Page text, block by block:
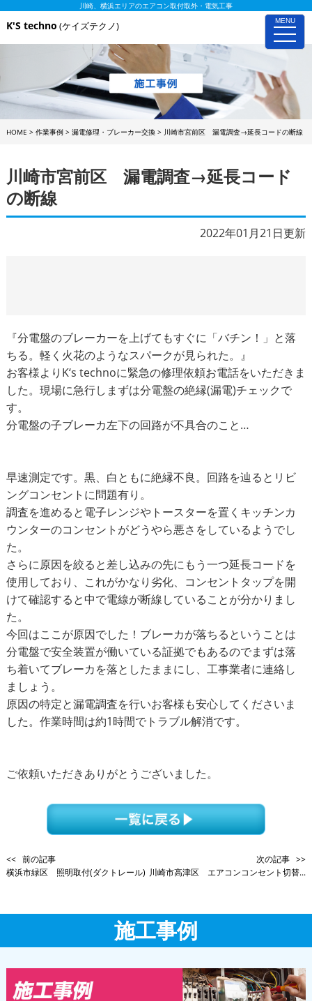
MENU
toggle
川崎、横浜エリアのエアコン取付取外・電気工事
K'S techno (ケイズテクノ)
HOME > 作業事例> 漏電修理・ブレーカー交換> 川崎市宮前区 漏電調査→延長コードの断線
川崎市宮前区 漏電調査→延長コード
の断線
2022年01月21日更新
『分電盤のブレーカーを上げてもすぐに「バチン！」と落
ちる。軽く火花のようなスパークが見られた。』
お客様よりK‘s technoに緊急の修理依頼お電話をいただきま
した。現場に急行しまずは分電盤の絶縁(漏電)チェックで
す。
分電盤の子ブレーカ左下の回路が不具合のこと…
早速測定です。黒、白ともに絶縁不良。回路を辿るとリビ
ングコンセントに問題有り。
調査を進めると電子レンジやトースターを置くキッチンカ
ウンターのコンセントがどうやら悪さをしているようでし
た。
さらに原因を絞ると差し込みの先にもう一つ延長コードを
使用しており、これがかなり劣化、コンセントタップを開
けて確認すると中で電線が断線していることが分かりまし
た。
今回はここが原因でした！ブレーカが落ちるということは
分電盤で安全装置が働いている証拠でもあるのでまずは落
ち着いてブレーカを落としたままにし、工事業者に連絡し
ましょう。
原因の特定と漏電調査を行いお客様も安心してくださいま
した。作業時間は約1時間でトラブル解消です。
ご依頼いただきありがとうございました。
<< 前の記事
横浜市緑区 照明取付(ダクトレール)
次の記事 >>
川崎市高津区 エアコンコンセント切替...
施工事例